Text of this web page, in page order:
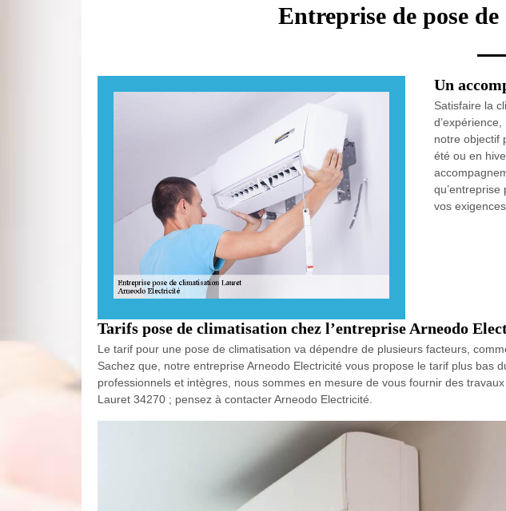
Entreprise de pose
Un
Satisfaire la
notre objectif
été ou en
vos exigences.
Tarifs pose de climatisation chez l’entreprise Arneodo
Le tarif pour une pose de climatisation va dépendre de plusieurs facteurs,
Sachez que, notre entreprise Arneodo Electricité vous propose le tarif plus
professionnels et intègres, nous sommes en mesure de vous fournir des
Lauret 34270 ; pensez à contacter Arneodo Electricité.